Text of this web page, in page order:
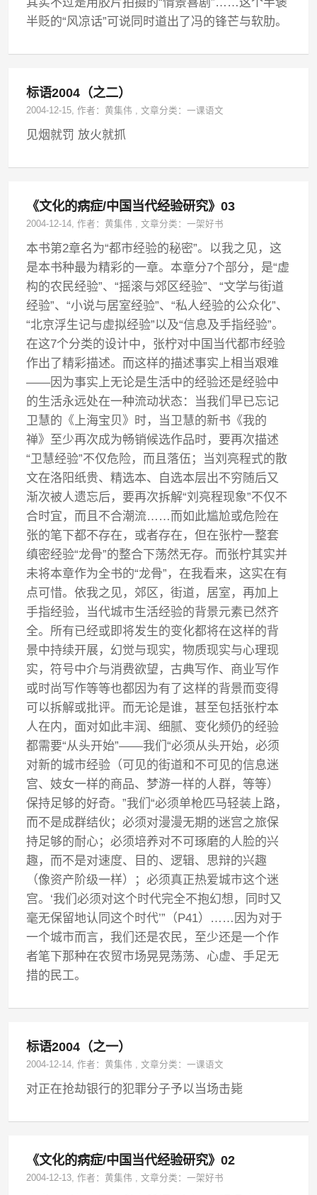
半贬的“风凉话”可说同时道出了冯的锋芒与软肋。
标语2004（之二）
2004-12-15, 作者：黄集伟 ,文章分类：一课语文
见烟就罚 放火就抓
《文化的病症/中国当代经验研究》03
2004-12-14, 作者：黄集伟 ,文章分类：一架好书
本书第2章名为“都市经验的秘密”。以我之见，这
是本书种最为精彩的一章。本章分7个部分，是“虚
构的农民经验”、“摇滚与郊区经验”、“文学与街道
经验”、“小说与居室经验”、“私人经验的公众化”、
“北京浮生记与虚拟经验”以及“信息及手指经验”。
在这7个分类的设计中，张柠对中国当代都市经验
作出了精彩描述。而这样的描述事实上相当艰难
——因为事实上无论是生活中的经验还是经验中
的生活永远处在一种流动状态：当我们早已忘记
卫慧的《上海宝贝》时，当卫慧的新书《我的
禅》至少再次成为畅销候选作品时，要再次描述
“卫慧经验”不仅危险，而且落伍；当刘亮程式的散
文在洛阳纸贵、精选本、自选本层出不穷随后又
渐次被人遗忘后，要再次拆解“刘亮程现象”不仅不
合时宜，而且不合潮流……而如此尴尬或危险在
张的笔下都不存在，或者存在，但在张柠一整套
缜密经验“龙骨”的整合下荡然无存。而张柠其实并
未将本章作为全书的“龙骨”，在我看来，这实在有
点可惜。依我之见，郊区，街道，居室，再加上
手指经验，当代城市生活经验的背景元素已然齐
全。所有已经或即将发生的变化都将在这样的背
景中持续开展，幻觉与现实，物质现实与心理现
实，符号中介与消费欲望，古典写作、商业写作
或时尚写作等等也都因为有了这样的背景而变得
可以拆解或批评。而无论是谁，甚至包括张柠本
人在内，面对如此丰润、细腻、变化频仍的经验
都需要“从头开始”——我们“必须从头开始，必须
对新的城市经验（可见的街道和不可见的信息迷
宫、妓女一样的商品、梦游一样的人群，等等）
保持足够的好奇。”我们“必须单枪匹马轻装上路，
而不是成群结伙；必须对漫漫无期的迷宫之旅保
持足够的耐心；必须培养对不可琢磨的人脸的兴
趣，而不是对速度、目的、逻辑、思辩的兴趣
（像资产阶级一样）；必须真正热爱城市这个迷
宫。‘我们必须对这个时代完全不抱幻想，同时又
毫无保留地认同这个时代’”（P41）……因为对于
一个城市而言，我们还是农民，至少还是一个作
者笔下那种在农贸市场晃晃荡荡、心虚、手足无
措的民工。
标语2004（之一）
2004-12-14, 作者：黄集伟 ,文章分类：一课语文
对正在抢劫银行的犯罪分子予以当场击毙
《文化的病症/中国当代经验研究》02
2004-12-13, 作者：黄集伟 ,文章分类：一架好书